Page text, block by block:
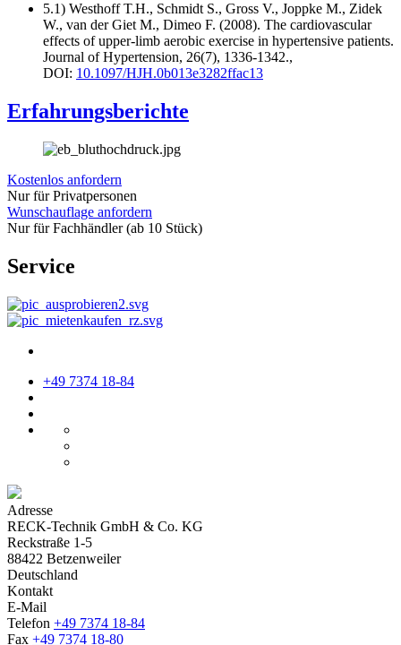
5.1) Westhoff T.H., Schmidt S., Gross V., Joppke M., Zidek
W., van der Giet M., Dimeo F. (2008). The cardiovascular
effects of upper-limb aerobic exercise in hypertensive patients.
Journal of Hypertension, 26(7), 1336-1342.,
DOI: 10.1097/HJH.0b013e3282ffac13
Erfahrungsberichte
Kostenlos anfordern
Nur für Privatpersonen
Wunschauflage anfordern
Nur für Fachhändler (ab 10 Stück)
Service
+49 7374 18-84
Adresse
RECK-Technik GmbH & Co. KG
Reckstraße 1-5
88422 Betzenweiler
Deutschland
Kontakt
E-Mail
Telefon +49 7374 18-84
Fax +49 7374 18-80